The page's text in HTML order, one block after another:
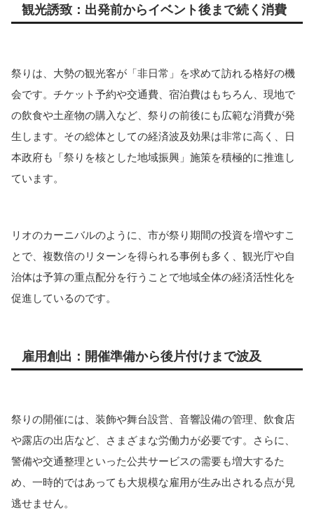
観光誘致：出発前からイベント後まで続く消費
祭りは、大勢の観光客が「非日常」を求めて訪れる格好の機
会です。チケット予約や交通費、宿泊費はもちろん、現地で
の飲食や土産物の購入など、祭りの前後にも広範な消費が発
生します。その総体としての経済波及効果は非常に高く、日
本政府も「祭りを核とした地域振興」施策を積極的に推進し
ています。
リオのカーニバルのように、市が祭り期間の投資を増やすこ
とで、複数倍のリターンを得られる事例も多く、観光庁や自
治体は予算の重点配分を行うことで地域全体の経済活性化を
促進しているのです。
雇用創出：開催準備から後片付けまで波及
祭りの開催には、装飾や舞台設営、音響設備の管理、飲食店
や露店の出店など、さまざまな労働力が必要です。さらに、
警備や交通整理といった公共サービスの需要も増大するた
め、一時的ではあっても大規模な雇用が生み出される点が見
逃せません。